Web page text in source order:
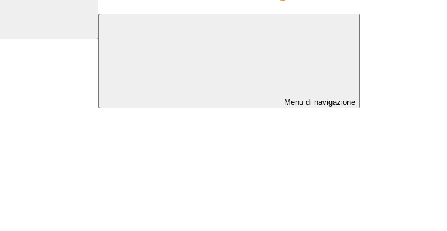
Menu di navigazione